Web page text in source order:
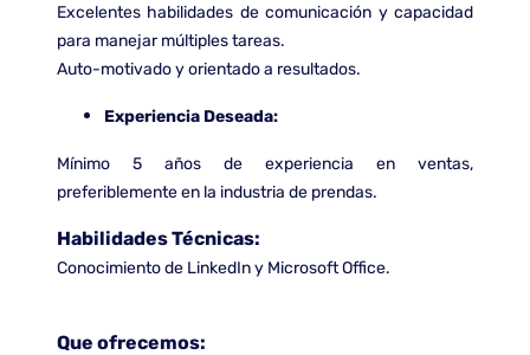
Excelentes habilidades de comunicación y capacidad
para manejar múltiples tareas.
Auto-motivado y orientado a resultados.
Experiencia Deseada:
Mínimo 5 años de experiencia en ventas,
preferiblemente en la industria de prendas.
Habilidades Técnicas:
Conocimiento de LinkedIn y Microsoft Office.
Que ofrecemos: